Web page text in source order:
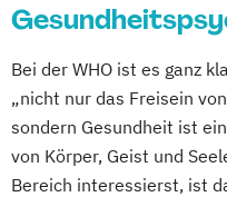
Bei der WHO ist es ganz
„nicht nur das Freisein
sondern Gesundheit ist
von Körper, Geist und
Bereich interessierst, ist